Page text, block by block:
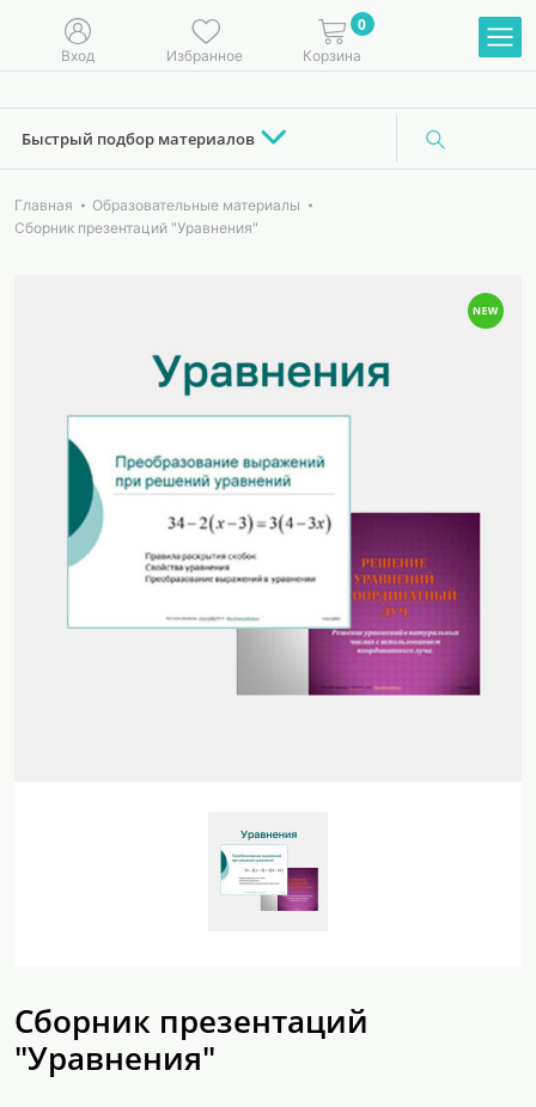
Вход Избранное
0
Корзина
Быстрый подбор материалов
Главная
Образовательные материалы
Сборник презентаций "Уравнения"
Сборник презентаций
"Уравнения"